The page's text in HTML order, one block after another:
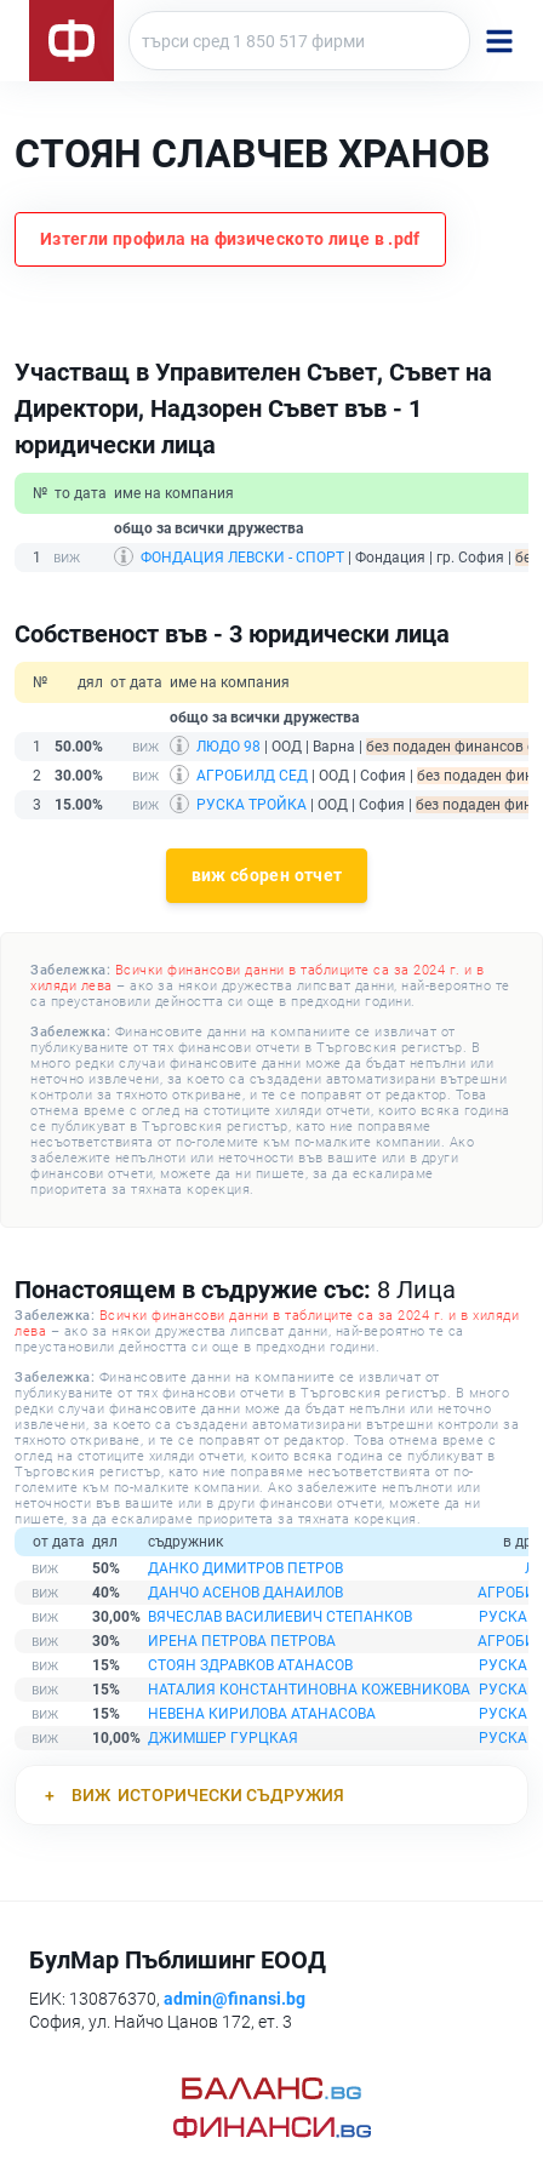
СТОЯН СЛАВЧЕВ ХРАНОВ
Изтегли профила на физическото лице в .pdf
Участващ в Управителен Съвет, Съвет на
Директори, Надзорен Съвет във - 1
юридически лица
№ то дата име на компания
общо за всички дружества
1
ФОНДАЦИЯ ЛЕВСКИ - СПОРТ | Фондация | гр. София | без
Собственост във - 3 юридически лица
№ дял от дата име на компания
общо за всички дружества
1
50.00% ЛЮДО 98 | ООД | Варна | без подаден финансов
2
30.00% АГРОБИЛД СЕД | ООД | София | без подаден
3
15.00% РУСКА ТРОЙКА | ООД | София | без подаден
виж сборен отчет
Забележка: Всички финансови данни в таблиците са за 2024 г. и в
хиляди лева – ако за някои дружества липсват данни, най-вероятно те
са преустановили дейността си още в предходни години.
Забележка: Финансовите данни на компаниите се извличат от
публикуваните от тях финансови отчети в Търговския регистър. В
много редки случаи финансовите данни може да бъдат непълни или
неточно извлечени, за което са създадени автоматизирани вътрешни
контроли за тяхното откриване, и те се поправят от редактор. Това
отнема време с оглед на стотиците хиляди отчети, които всяка година
се публикуват в Търговския регистър, като ние поправяме
несъответствията от по-големите към по-малките компании. Ако
забележите непълноти или неточности във вашите или в други
финансови отчети, можете да ни пишете, за да ескалираме
приоритета за тяхната корекция.
Понастоящем в съдружие със: 8 Лица
Забележка: Всички финансови данни в таблиците са за 2024 г. и в хиляди
лева – ако за някои дружества липсват данни, най-вероятно те са
преустановили дейността си още в предходни години.
Забележка: Финансовите данни на компаниите се извличат от
публикуваните от тях финансови отчети в Търговския регистър. В много
редки случаи финансовите данни може да бъдат непълни или неточно
извлечени, за което са създадени автоматизирани вътрешни контроли за
тяхното откриване, и те се поправят от редактор. Това отнема време с
оглед на стотиците хиляди отчети, които всяка година се публикуват в
Търговския регистър, като ние поправяме несъответствията от по-
големите към по-малките компании. Ако забележите непълноти или
неточности във вашите или в други финансови отчети, можете да ни
пишете, за да ескалираме приоритета за тяхната корекция.
от дата дял съдружник
в
50%
ДАНКО ДИМИТРОВ ПЕТРОВ
40%
ДАНЧО АСЕНОВ ДАНАИЛОВ
30,00% ВЯЧЕСЛАВ ВАСИЛИЕВИЧ СТЕПАНКОВ
РУСКА
30%
ИРЕНА ПЕТРОВА ПЕТРОВА
15%
СТОЯН ЗДРАВКОВ АТАНАСОВ
РУСКА
15%
НАТАЛИЯ КОНСТАНТИНОВНА КОЖЕВНИКОВА
РУСКА
15%
НЕВЕНА КИРИЛОВА АТАНАСОВА
РУСКА
10,00% ДЖИМШЕР ГУРЦКАЯ РУСКА
ВИЖ ИСТОРИЧЕСКИ СЪДРУЖИЯ
БулМар Пъблишинг ЕООД
ЕИК: 130876370, admin@finansi.bg
София, ул. Найчо Цанов 172, ет. 3